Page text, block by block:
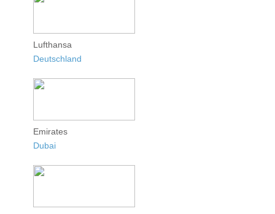
Lufthansa
Deutschland
Emirates
Dubai